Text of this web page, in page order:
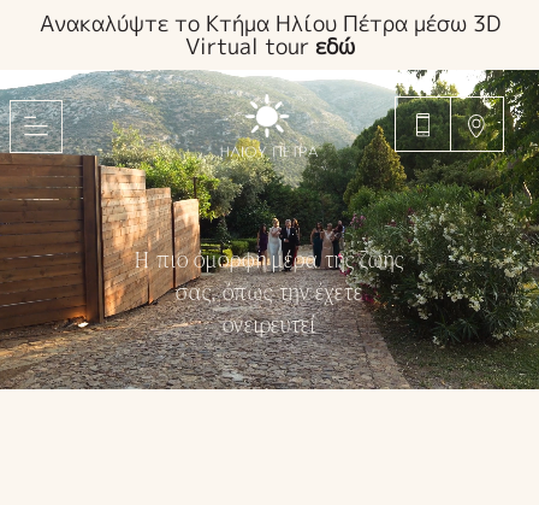
Ανακαλύψτε το Κτήμα Ηλίου Πέτρα μέσω 3D
Virtual tour εδώ
Η πιο όμορφη μέρα της ζωής
σας, όπως την έχετε
ονειρευτεί